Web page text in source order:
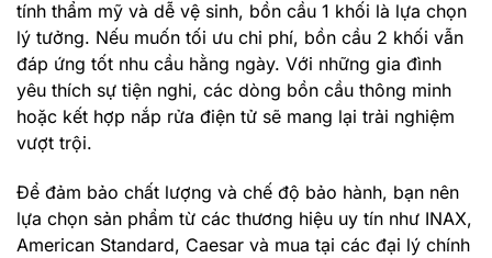
tính thẩm mỹ và dễ vệ sinh, bồn cầu 1 khối là lựa chọn
lý tưởng. Nếu muốn tối ưu chi phí, bồn cầu 2 khối vẫn
đáp ứng tốt nhu cầu hằng ngày. Với những gia đình
yêu thích sự tiện nghi, các dòng bồn cầu thông minh
hoặc kết hợp nắp rửa điện tử sẽ mang lại trải nghiệm
vượt trội.
Để đảm bảo chất lượng và chế độ bảo hành, bạn nên
lựa chọn sản phẩm từ các thương hiệu uy tín như INAX,
American Standard, Caesar và mua tại các đại lý chính